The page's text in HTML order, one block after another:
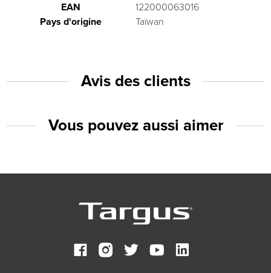
EAN
122000063016
Pays d'origine
Taïwan
Avis des clients
Vous pouvez aussi aimer